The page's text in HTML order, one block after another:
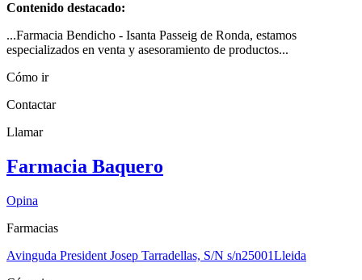
Contenido destacado:
...Farmacia Bendicho - Isanta Passeig de Ronda, estamos
especializados en venta y asesoramiento de productos...
Cómo ir
Contactar
Llamar
Farmacia Baquero
Opina
Farmacias
Avinguda President Josep Tarradellas, S/N s/n25001Lleida